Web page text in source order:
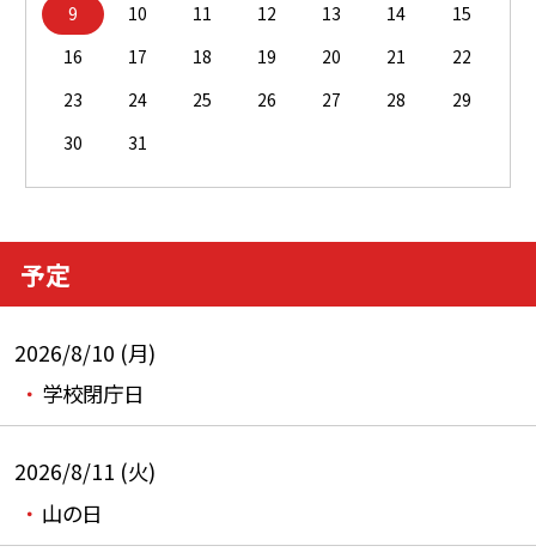
9
10 11 12 13 14
15
16
17 18 19 20 21
22
23
24 25 26 27 28
29
30
31
予定
2026/8/10 (月)
学校閉庁日
2026/8/11 (火)
山の日